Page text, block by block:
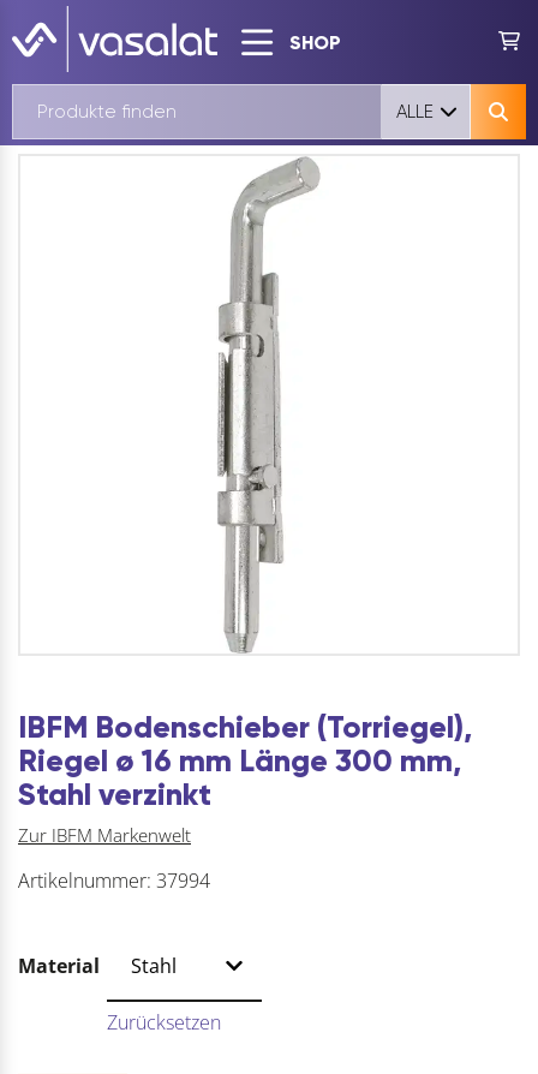
SHOP
ALLE
IBFM Bodenschieber (Torriegel),
Riegel ø 16 mm Länge 300 mm,
Stahl verzinkt
Zur IBFM Markenwelt
Artikelnummer: 37994
Material
Zurücksetzen